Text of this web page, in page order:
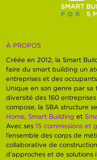
À PROPOS
Créée en 2012, la Smart
faire du smart building un
entreprises et des
Unique en son genre par sa
diversité des 160
compose, la SBA structure
Home, Smart Building et
Avec ses15 commissions et
l’ensemble des corps de
collaborative de
d’approches et de solutions